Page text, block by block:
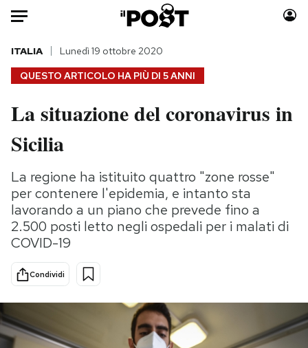
Auto
HOME
Italia
Politica
Tecnologia
Internet
Scienza
Cultura
Sport
Moda
Storie/Idee
Ok Boomer!
Media
Europa
PODCAST
QUESTO ARTICOLO HA PIÙ DI 5 ANNI
ITALIA Lunedì 19 ottobre 2020
La situazione del coronavirus in
Sicilia
La regione ha istituito quattro "zone rosse"
per contenere l'epidemia, e intanto sta
lavorando a un piano che prevede fino a
2.500 posti letto negli ospedali per i malati di
COVID-19
Condividi